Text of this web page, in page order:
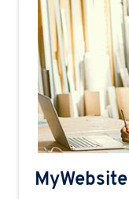
MyWebsite